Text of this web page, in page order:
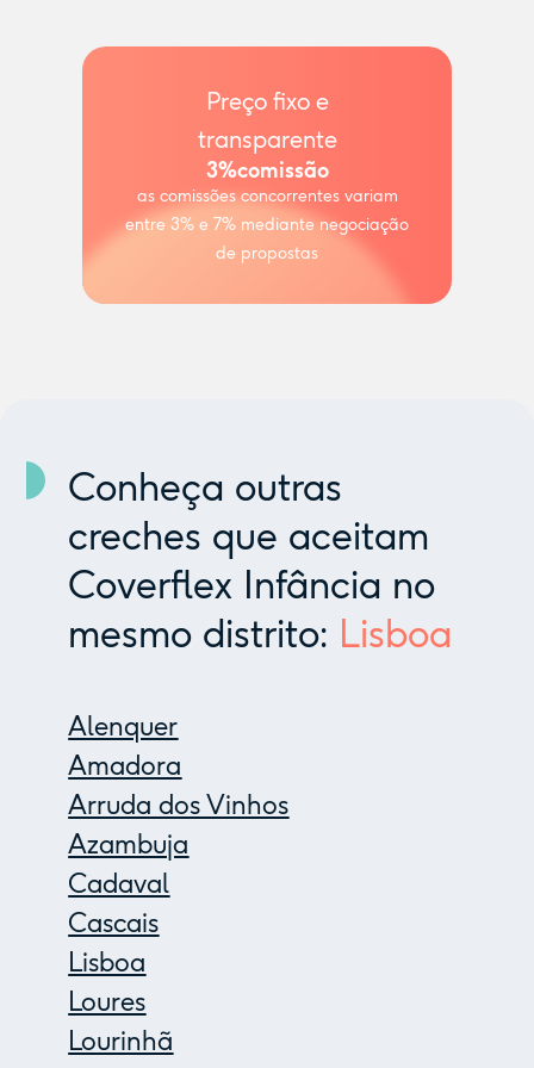
Preço fixo e
transparente
3%comissão
as comissões concorrentes variam
entre 3% e 7% mediante negociação
de propostas
Conheça outras
creches que aceitam
Coverflex Infância no
mesmo distrito: Lisboa
Alenquer
Amadora
Arruda dos Vinhos
Azambuja
Cadaval
Cascais
Lisboa
Loures
Lourinhã